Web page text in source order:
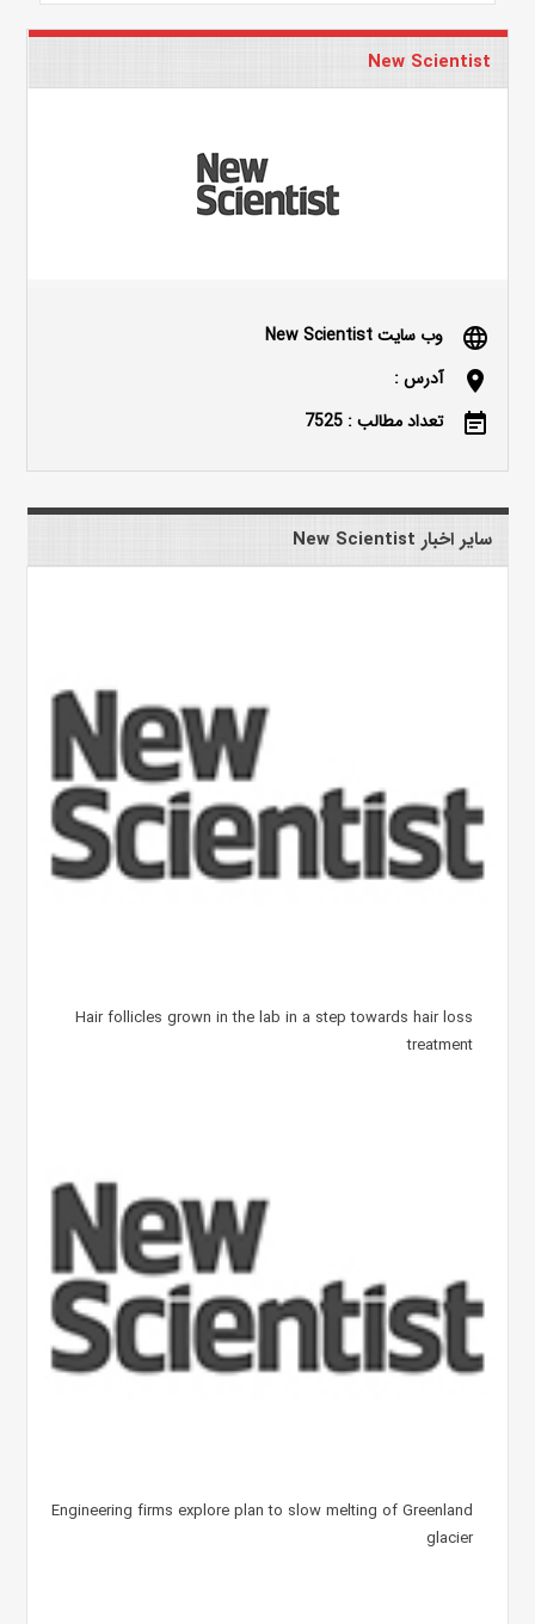
New Scientist
language وب سایت New Scientist
location_on آدرس :
event_note تعداد مطالب : 7525
سایر اخبار New Scientist
Hair follicles grown in the lab in a step towards hair loss
treatment
Engineering firms explore plan to slow melting of Greenland
glacier